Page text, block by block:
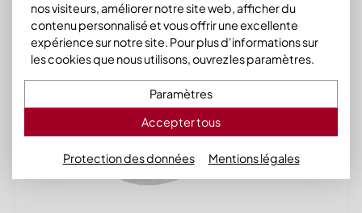
nos visiteurs, améliorer notre site web, afficher du
contenu personnalisé et vous offrir une excellente
expérience sur notre site. Pour plus d'informations sur
les cookies que nous utilisons, ouvrez les paramètres.
Paramètres
Accepter tous
Protection des données Mentions légales